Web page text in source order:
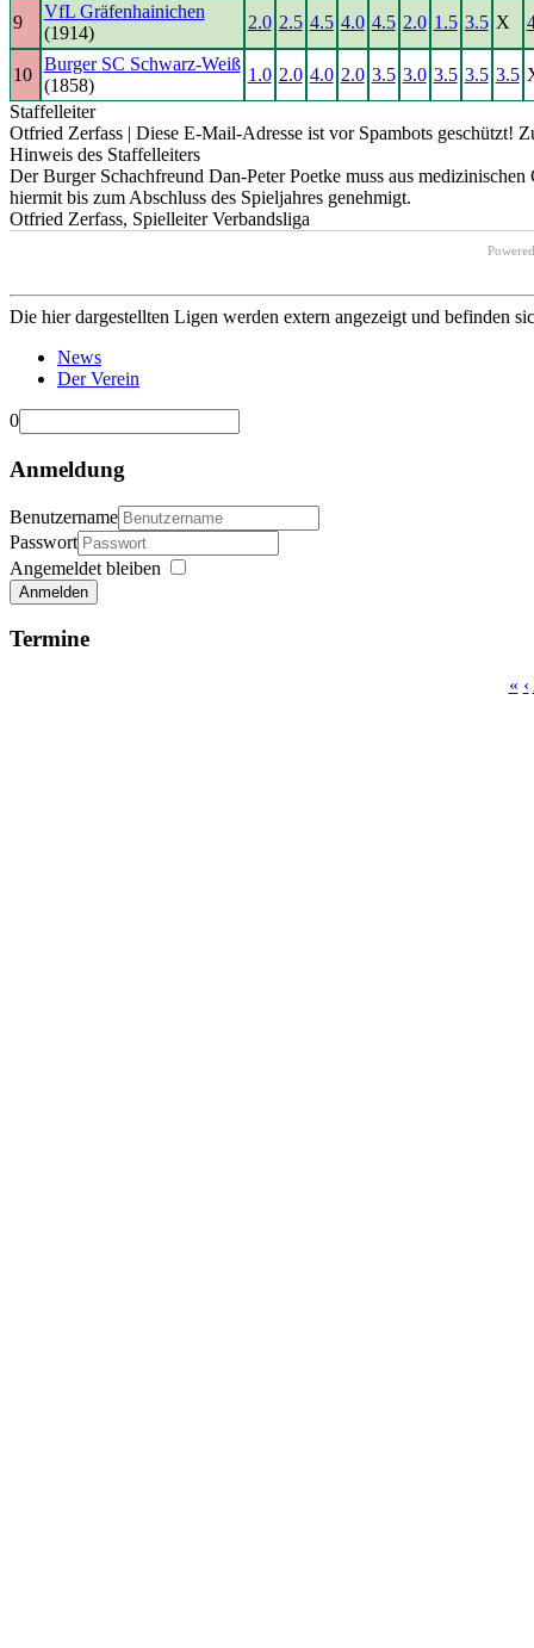
9
VfL Gräfenhainichen
(1914)
2.0 2.5 4.5 4.0 4.5 2.0 1.5 3.5 X
10
Burger SC Schwarz-Weiß
(1858)
1.0 2.0 4.0 2.0 3.5 3.0 3.5 3.5 3.5
Staffelleiter
Otfried Zerfass | Diese E-Mail-Adresse ist vor Spambots geschützt!
Hinweis des Staffelleiters
Der Burger Schachfreund Dan-Peter Poetke muss aus
hiermit bis zum Abschluss des Spieljahres genehmigt.
Otfried Zerfass, Spielleiter Verbandsliga
Die hier dargestellten Ligen werden extern angezeigt und befinden
News
Der Verein
0
Anmeldung
Benutzername
Passwort
Angemeldet bleiben
Anmelden
Termine
« ‹